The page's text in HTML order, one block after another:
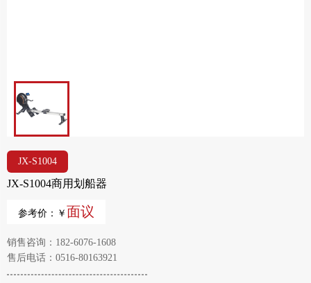
JX-S1004
JX-S1004商用划船器
参考价：￥ 面议
销售咨询：182-6076-1608
售后电话：0516-80163921